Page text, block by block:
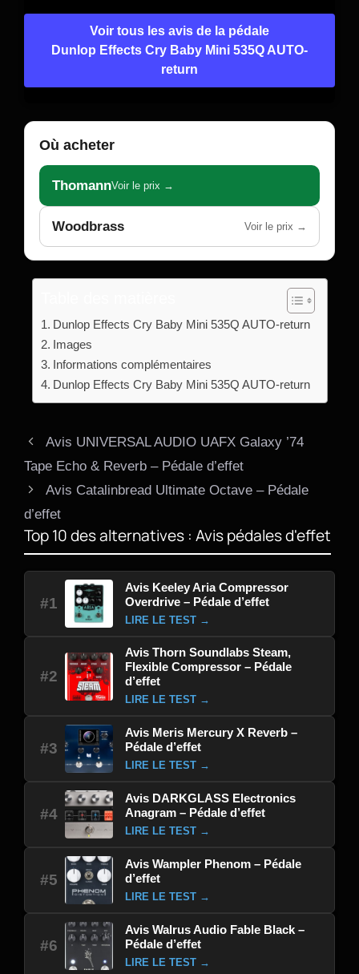
Voir tous les avis de la pédale
Dunlop Effects Cry Baby Mini 535Q AUTO-
return
Où acheter
ThomannVoir le prix →
Woodbrass Voir le prix →
Dunlop Effects Cry Baby Mini 535Q AUTO-return
Images
Informations complémentaires
Dunlop Effects Cry Baby Mini 535Q AUTO-return
Avis UNIVERSAL AUDIO UAFX Galaxy ’74
Tape Echo & Reverb – Pédale d’effet
Avis Catalinbread Ultimate Octave – Pédale
d’effet
Top 10 des alternatives : Avis pédales d'effet
#1
Avis Keeley Aria Compressor
Overdrive – Pédale d’effet
LIRE LE TEST →
#2
Avis Thorn Soundlabs Steam,
Flexible Compressor – Pédale
d’effet
LIRE LE TEST →
#3
Avis Meris Mercury X Reverb –
Pédale d’effet
LIRE LE TEST →
#4
Avis DARKGLASS Electronics
Anagram – Pédale d’effet
LIRE LE TEST →
#5
Avis Wampler Phenom – Pédale
d’effet
LIRE LE TEST →
#6
Avis Walrus Audio Fable Black –
Pédale d’effet
LIRE LE TEST →